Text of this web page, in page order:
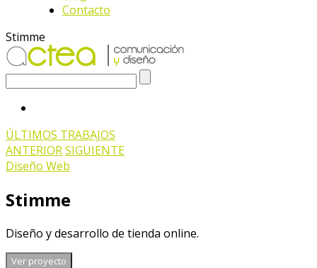
Contacto
Stimme
ÚLTIMOS TRABAJOS
ANTERIORSIGUIENTE
Diseño Web
Stimme
Diseño y desarrollo de tienda online.
Ver proyecto